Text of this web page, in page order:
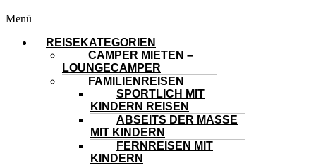
Menü
REISEKATEGORIEN
CAMPER MIETEN –
LOUNGECAMPER
FAMILIENREISEN
SPORTLICH MIT
KINDERN REISEN
ABSEITS DER MASSE
MIT KINDERN
FERNREISEN MIT
KINDERN